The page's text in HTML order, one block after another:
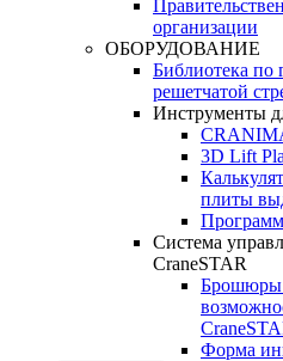
организации
ОБОРУДОВАНИЕ
Библиотека по
решетчатой
Инструменты
3D Lift
плиты
Система
CraneSTAR
Брошюры
Форма